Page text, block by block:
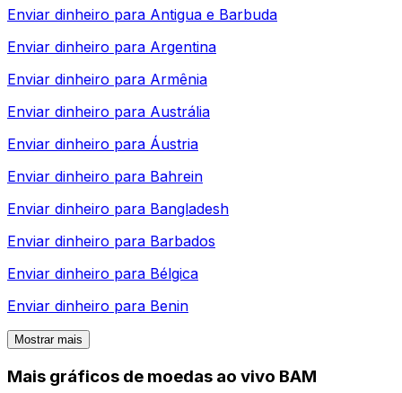
Enviar dinheiro para Antigua e Barbuda
Enviar dinheiro para Argentina
Enviar dinheiro para Armênia
Enviar dinheiro para Austrália
Enviar dinheiro para Áustria
Enviar dinheiro para Bahrein
Enviar dinheiro para Bangladesh
Enviar dinheiro para Barbados
Enviar dinheiro para Bélgica
Enviar dinheiro para Benin
Mostrar mais
Mais gráficos de moedas ao vivo BAM